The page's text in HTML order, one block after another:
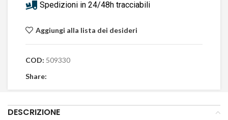
Spedizioni in 24/48h tracciabili
Aggiungi alla lista dei desideri
COD: 509330
Share:
DESCRIZIONE